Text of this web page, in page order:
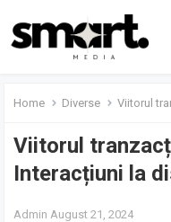
Home Diverse Viitorul
Viitorul
Interacțiuni la
Admin August 21, 2024